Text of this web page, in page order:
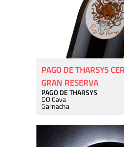
PAGO DE THARSYS
GRAN RESERVA
PAGO DE THARSYS
DO Cava
Garnacha